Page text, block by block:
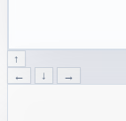
↑
←
↓ →